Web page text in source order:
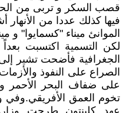
قصب السكر و تربى من
فيها كذلك عددا من
الموانئ ميناء "كسمايوا" و
لكن التسمية اكتسبت
الجغرافية فأضحت تشير
الصراع على النفوذ
على ضفاف البحر الأحمر
تخوم العمق الأفريقي.وفي